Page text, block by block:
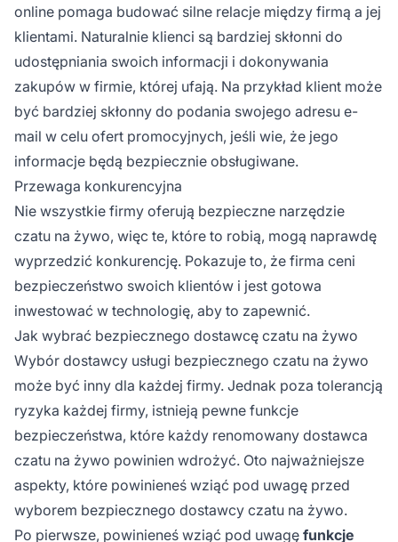
online pomaga budować silne relacje między firmą a jej
klientami. Naturalnie klienci są bardziej skłonni do
udostępniania swoich informacji i dokonywania
zakupów w firmie, której ufają. Na przykład klient może
być bardziej skłonny do podania swojego adresu e-
mail w celu ofert promocyjnych, jeśli wie, że jego
informacje będą bezpiecznie obsługiwane.
Przewaga konkurencyjna
Nie wszystkie firmy oferują bezpieczne narzędzie
czatu na żywo, więc te, które to robią, mogą naprawdę
wyprzedzić konkurencję. Pokazuje to, że firma ceni
bezpieczeństwo swoich klientów i jest gotowa
inwestować w technologię, aby to zapewnić.
Jak wybrać bezpiecznego dostawcę czatu na żywo
Wybór dostawcy usługi bezpiecznego czatu na żywo
może być inny dla każdej firmy. Jednak poza tolerancją
ryzyka każdej firmy, istnieją pewne funkcje
bezpieczeństwa, które każdy renomowany dostawca
czatu na żywo powinien wdrożyć. Oto najważniejsze
aspekty, które powinieneś wziąć pod uwagę przed
wyborem bezpiecznego dostawcy czatu na żywo.
Po pierwsze, powinieneś wziąć pod uwagę funkcje